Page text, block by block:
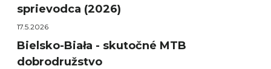
sprievodca (2026)
17.5.2026
Bielsko-Biała - skutočné MTB
dobrodružstvo